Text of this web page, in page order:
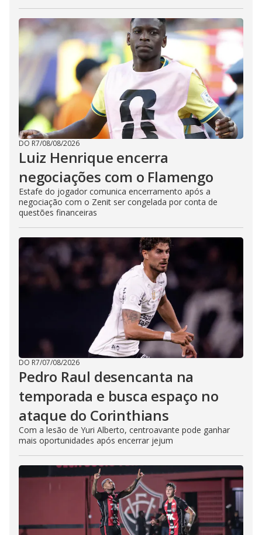
DO R7/08/08/2026
Luiz Henrique encerra
negociações com o Flamengo
Estafe do jogador comunica encerramento após a
negociação com o Zenit ser congelada por conta de
questões financeiras
DO R7/07/08/2026
Pedro Raul desencanta na
temporada e busca espaço no
ataque do Corinthians
Com a lesão de Yuri Alberto, centroavante pode ganhar
mais oportunidades após encerrar jejum